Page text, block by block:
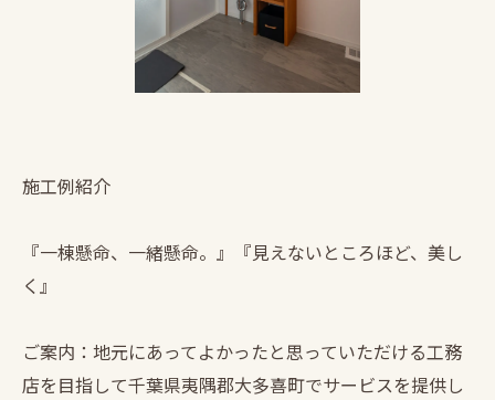
施工例紹介
『一棟懸命、一緒懸命。』『見えないところほど、美し
く』
ご案内：地元にあってよかったと思っていただける工務
店を目指して千葉県夷隅郡大多喜町でサービスを提供し